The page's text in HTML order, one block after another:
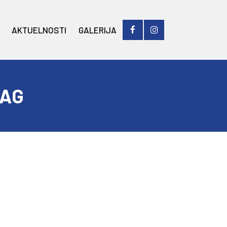
AKTUELNOSTI GALERIJA